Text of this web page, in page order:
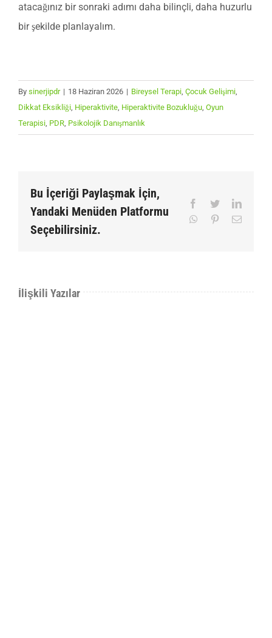
atacağınız bir sonraki adımı daha bilinçli, daha huzurlu
bir şekilde planlayalım.
By sinerjipdr | 18 Haziran 2026 | Bireysel Terapi Çocuk Gelişimi
Dikkat Eksikliği Hiperaktivite Hiperaktivite Bozukluğu Oyun
Terapisi PDR Psikolojik Danışmanlık
Bu İçeriği Paylaşmak İçin,
Yandaki Menüden Platformu
Seçebilirsiniz.
Facebook
Twitter
WhatsApp
Pinterest
E-
İlişkili Yazılar